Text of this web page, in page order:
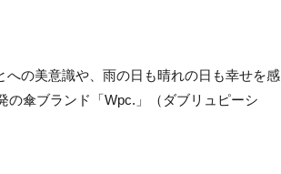
の美意識や、雨の日も晴れの日も幸せを感
の傘ブランド「Wpc.」（ダブリュピーシ